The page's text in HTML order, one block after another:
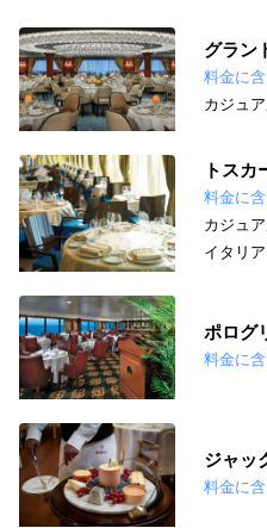
グラン
料金に
カジュ
トスカ
料金に
カジュ
イタリ
ポログ
料金に
ジャッ
料金に